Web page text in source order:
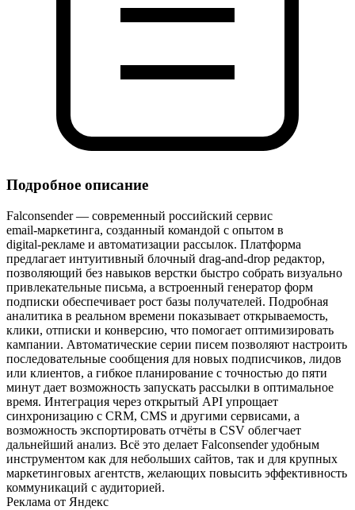
Подробное описание
Falconsender — современный российский сервис
email‑маркетинга, созданный командой с опытом в
digital‑рекламе и автоматизации рассылок. Платформа
предлагает интуитивный блочный drag‑and‑drop редактор,
позволяющий без навыков верстки быстро собрать визуально
привлекательные письма, а встроенный генератор форм
подписки обеспечивает рост базы получателей. Подробная
аналитика в реальном времени показывает открываемость,
клики, отписки и конверсию, что помогает оптимизировать
кампании. Автоматические серии писем позволяют настроить
последовательные сообщения для новых подписчиков, лидов
или клиентов, а гибкое планирование с точностью до пяти
минут дает возможность запускать рассылки в оптимальное
время. Интеграция через открытый API упрощает
синхронизацию с CRM, CMS и другими сервисами, а
возможность экспортировать отчёты в CSV облегчает
дальнейший анализ. Всё это делает Falconsender удобным
инструментом как для небольших сайтов, так и для крупных
маркетинговых агентств, желающих повысить эффективность
коммуникаций с аудиторией.
Реклама от Яндекс